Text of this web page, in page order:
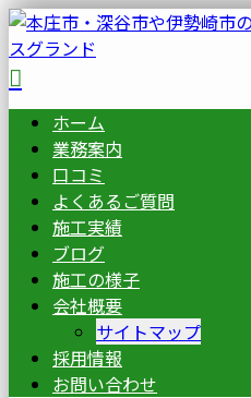
ホーム
業務案内
口コミ
よくあるご質問
施工実績
ブログ
施工の様子
会社概要
サイトマップ
採用情報
お問い合わせ